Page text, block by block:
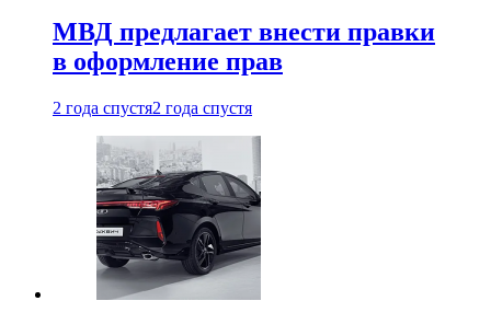
МВД предлагает внести правки
в оформление прав
2 года спустя2 года спустя